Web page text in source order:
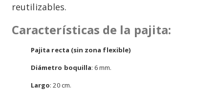
reutilizables.
Características de la pajita:
Pajita recta (sin zona flexible)
Diámetro boquilla: 6 mm.
Largo: 20 cm.